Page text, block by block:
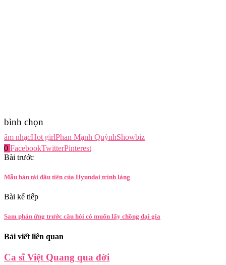
bình chọn
âm nhạcHot girlPhan Mạnh QuỳnhShowbiz
0 FacebookTwitterPinterest
Bài trước
Mẫu bán tải đầu tiên của Hyundai trình làng
Bài kế tiếp
Sam phản ứng trước câu hỏi có muốn lấy chồng đại gia
Bài viết liên quan
Ca sĩ Việt Quang qua đời